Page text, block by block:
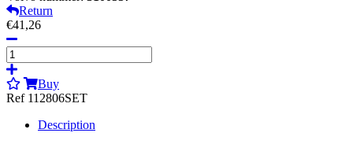
Return
€41,26
Buy
Ref 112806SET
Description